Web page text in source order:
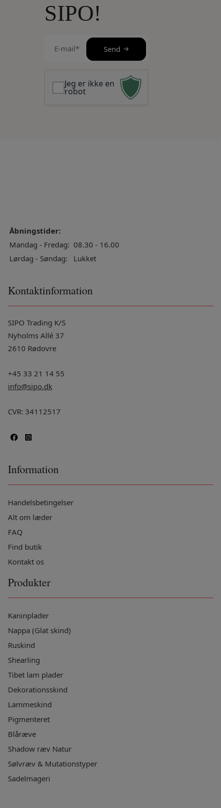
SIPO!
mail
Jeg er ikke en
robot
Send
Åbningstider:
Mandag - Fredag: 08.30 - 16.00
Lørdag - Søndag:
Lukket
Kontaktinformation
SIPO Trading K/S
Nyholms Allé 37
2610 Rødovre
+45 33 21 14 55
info@sipo.dk
CVR: 34112517
Information
Handelsbetingelser
Alt om læder
FAQ
Find butik
Kontakt os
Produkter
Kaninplader
Nappa (Glat skind)
Ruskind
Shearling
Tibet lam plader
Dekorationsskind
Lammeskind
Pigmenteret
Blåræve
Shadow ræv Natur
Sølvræv & Mutationstyper
Sadelmageri